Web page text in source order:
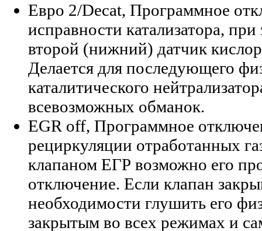
Евро 2/Decat, Программное
исправности катализатора,
второй (нижний) датчик
Делается для последующего
каталитического
всевозможных обманок.
EGR off, Программное
рециркуляции отработанных
клапаном ЕГР возможно его
отключение. Если клапан
необходимости глушить его
закрытым во всех режимах и